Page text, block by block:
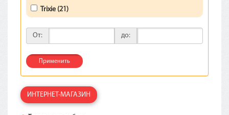
Trixie (21)
От: до:
Применить
ИНТЕРНЕТ-МАГАЗИН